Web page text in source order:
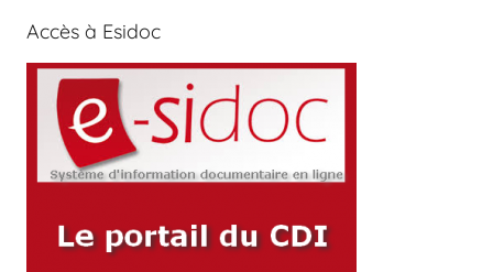
Accès à Esidoc